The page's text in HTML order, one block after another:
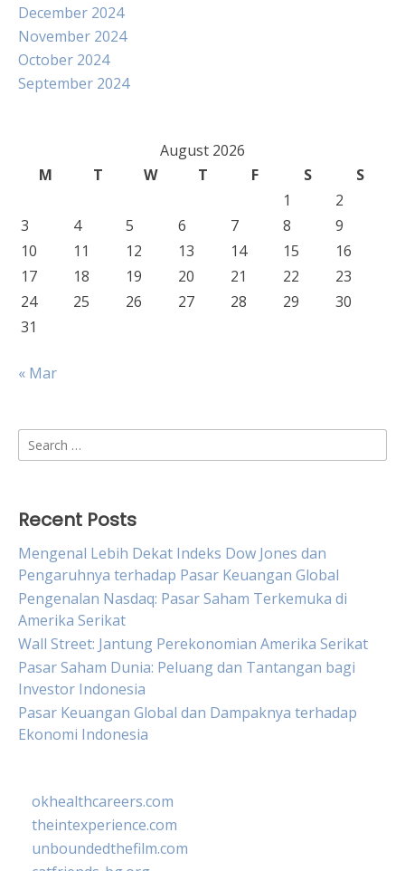
December 2024
November 2024
October 2024
September 2024
August 2026
M
T W T F S
S
1
2
3
4 5 6 7 8
9
10
11 12 13 14 15
16
17
18 19 20 21 22
23
24
25 26 27 28 29
30
31
« Mar
Search
for:
Recent Posts
Mengenal Lebih Dekat Indeks Dow Jones dan
Pengaruhnya terhadap Pasar Keuangan Global
Pengenalan Nasdaq: Pasar Saham Terkemuka di
Amerika Serikat
Wall Street: Jantung Perekonomian Amerika Serikat
Pasar Saham Dunia: Peluang dan Tantangan bagi
Investor Indonesia
Pasar Keuangan Global dan Dampaknya terhadap
Ekonomi Indonesia
okhealthcareers.com
theintexperience.com
unboundedthefilm.com